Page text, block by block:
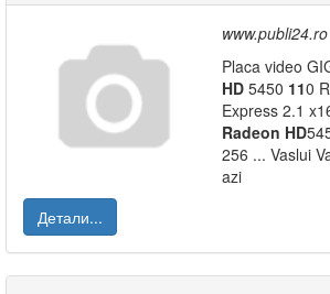
www.publi24.ro
Placa video
HD 5450 110
Express 2.1
Radeon HD
256 ... Vaslui
azi
Детали...